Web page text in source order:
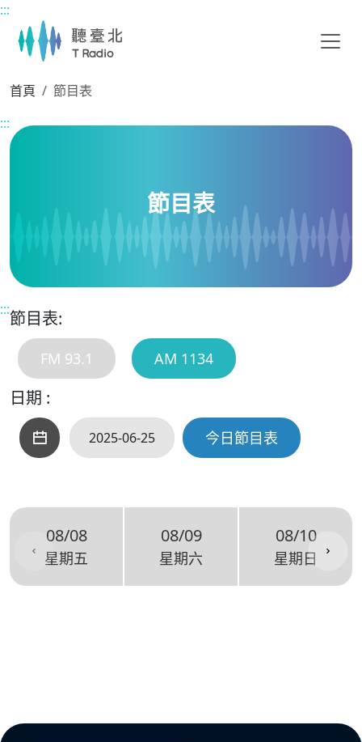
主要內容區塊
:::
首頁
節目表
:::
節目表
:::節目表:
FM 93.1 AM 1134
日期 :
今日節目表
08/08
星期五
08/09
星期六
08/10
星期日